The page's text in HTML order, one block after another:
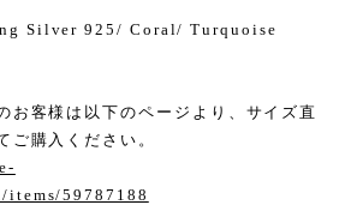
Silver 925/ Coral/ Turquoise
お客様は以下のページより、サイズ直
ご購入ください。
59787188